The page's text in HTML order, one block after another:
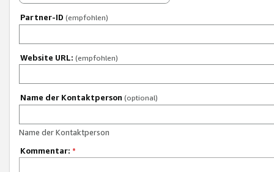
Partner-ID (empfohlen)
Website URL: (empfohlen)
Name der Kontaktperson (optional)
Name der Kontaktperson
Kommentar: *